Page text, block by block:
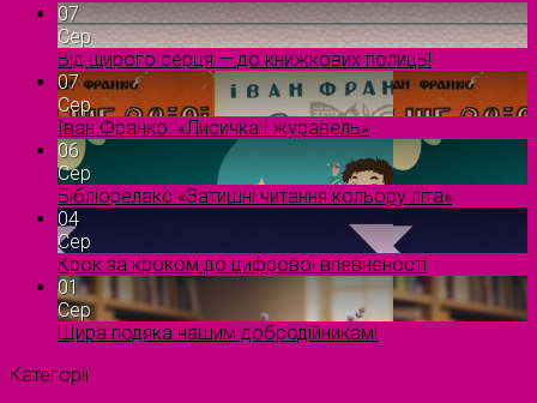
07
Сер
Від щирого серця — до книжкових полиць!
07
Сер
Іван Франко. «Лисичка і журавель»
06
Сер
Бібліорелакс «Затишні читання кольору літа»
04
Сер
Крок за кроком до цифрової впевненості
01
Сер
Щира подяка нашим добродійникам!
Категорії